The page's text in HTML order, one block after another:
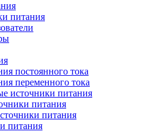
питания
постоянного тока
переменного тока
источники питания
питания
питания
питания